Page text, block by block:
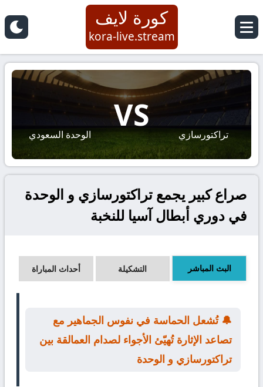
كورة لايف
kora-live.stream
تراکتورسازي
VS
الوحدة السعودي
صراع كبير يجمع تراکتورسازي و الوحدة
في دوري أبطال آسيا للنخبة
البث المباشر التشكيلة أحداث المباراة
🔔 تُشعل الحماسة في نفوس الجماهير مع
تصاعد الإثارة تُهيّئ الأجواء لصدام العمالقة بين
تراکتورسازي و الوحدة